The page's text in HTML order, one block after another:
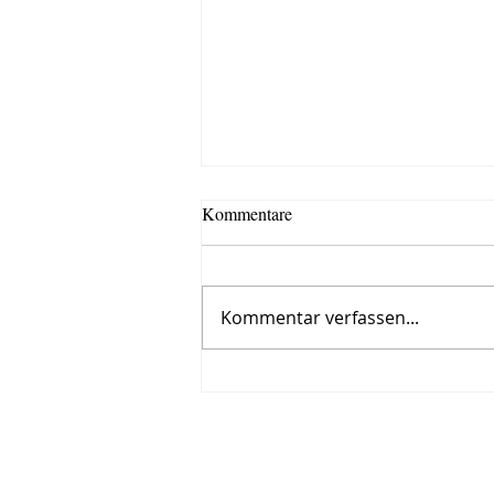
Roman, siebter Tag
Kommentare
Kommentar verfassen...